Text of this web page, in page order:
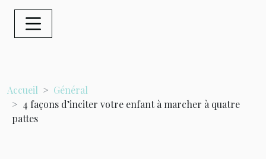
Accueil
Général
4 façons d’inciter votre enfant à marcher à quatre
pattes